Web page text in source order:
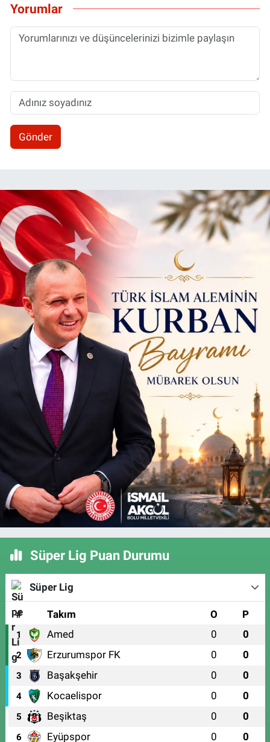
Yorumlar
Gönder
Süper Lig Puan Durumu
Süper Lig
# Takım O P
1 Amed 0 0
2 Erzurumspor FK 0 0
3 Başakşehir 0 0
4 Kocaelispor 0 0
5 Beşiktaş 0 0
6 Eyüpspor 0 0